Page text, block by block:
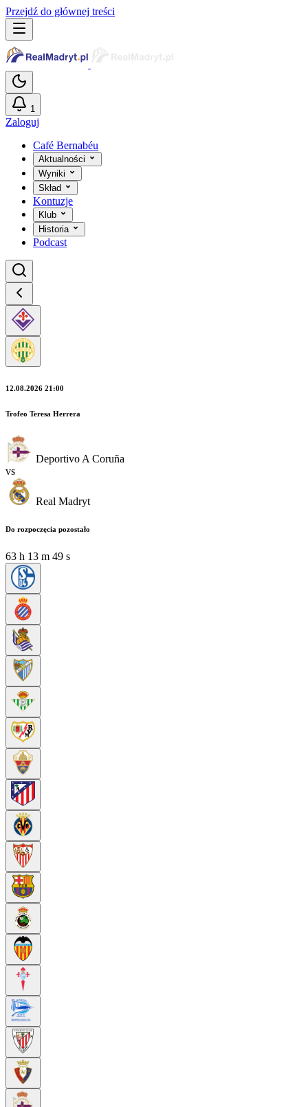
Przejdź do głównej treści
1
Zaloguj
Café Bernabéu
Aktualności
Wyniki
Skład
Kontuzje
Klub
Historia
Podcast
12.08.2026 21:00
Trofeo Teresa Herrera
Deportivo A Coruña
vs
Real Madryt
Do rozpoczęcia pozostało
63 h 13 m 47 s